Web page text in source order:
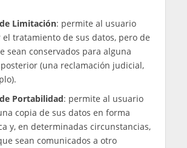
TENIS
reconocido a proteger la
sus fuentes.
se tratarán mientras
adecuados y necesarios
la finalidad informativa de su
TENISno se hará responsable
datos publicados por el Diario por